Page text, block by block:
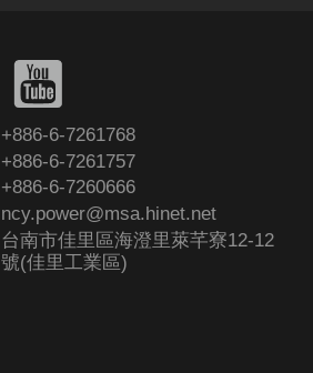
+886-6-7261768
+886-6-7261757
+886-6-7260666
ncy.power@msa.hinet.net
台南市佳里區海澄里萊芊寮12-12
號(佳里工業區)